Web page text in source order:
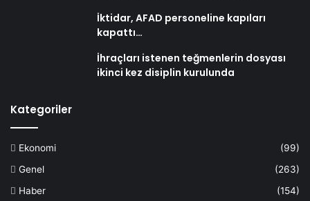
İktidar, AFAD personeline kapıları
kapattı…
İhraçları istenen teğmenlerin dosyası
ikinci kez disiplin kurulunda
Kategoriler
Ekonomi
(99)
Genel
(263)
Haber
(154)